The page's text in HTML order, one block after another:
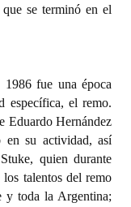
se terminó en el
fue una época
específica, el remo.
Eduardo Hernández
en su actividad, así
quien durante
talentos del remo
y toda la Argentina;